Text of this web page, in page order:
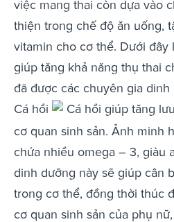
việc mang thai còn dựa vào
thiện trong chế độ ăn uống,
vitamin cho cơ thể. Dưới đây
giúp tăng khả năng thụ thai
đã được các chuyên gia
Cá hồi
Cá hồi giúp tăng
cơ quan sinh sản. Ảnh minh
chứa nhiều omega – 3, giàu
dinh dưỡng này sẽ giúp cân
trong cơ thể, đồng thời thúc
cơ quan sinh sản của phụ